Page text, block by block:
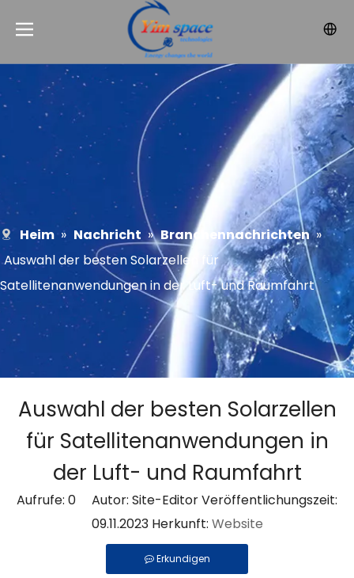
Heim » Nachricht » Branchennachrichten »
Auswahl der besten Solarzellen für
Satellitenanwendungen in der Luft- und Raumfahrt
Auswahl der besten Solarzellen
für Satellitenanwendungen in
der Luft- und Raumfahrt
Aufrufe: 0 Autor: Site-Editor Veröffentlichungszeit:
09.11.2023 Herkunft: Website
Erkundigen